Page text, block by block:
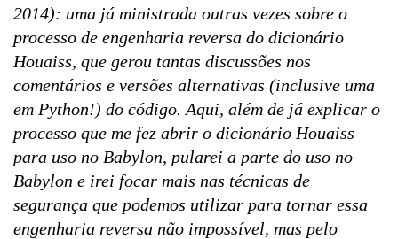
2014): uma já ministrada outras vezes sobre o
processo de engenharia reversa do dicionário
Houaiss, que gerou tantas discussões nos
comentários e versões alternativas (inclusive uma
em Python!) do código. Aqui, além de já explicar o
processo que me fez abrir o dicionário Houaiss
para uso no Babylon, pularei a parte do uso no
Babylon e irei focar mais nas técnicas de
segurança que podemos utilizar para tornar essa
engenharia reversa não impossível, mas pelo